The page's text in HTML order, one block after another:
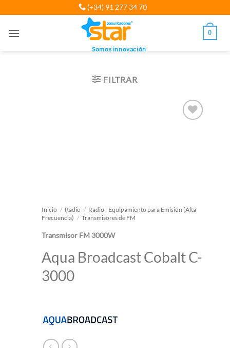
al
(+34) 91 277 34 70
Somos innovación
0
FILTRAR
Inicio / Radio / Radio - Equipamiento para Emisión (Alta
Frecuencia) / Transmisores de FM
Transmisor FM 3000W
Aqua Broadcast Cobalt C-
3000